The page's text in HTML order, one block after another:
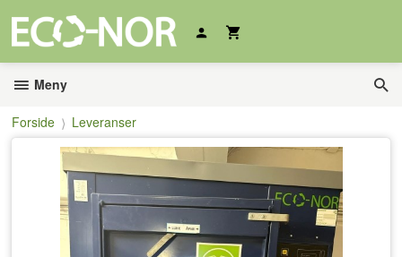
innholdet
Meny
Forside Leveranser